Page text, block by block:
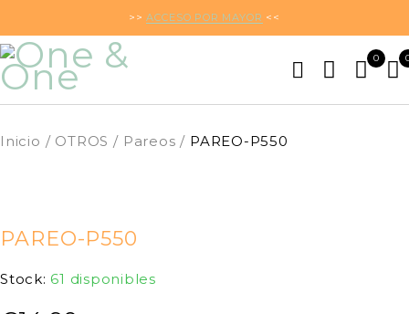
>>ACCESO POR MAYOR <<
0
Inicio / OTROS / Pareos / PAREO-P550
PAREO-P550
Stock: 61 disponibles